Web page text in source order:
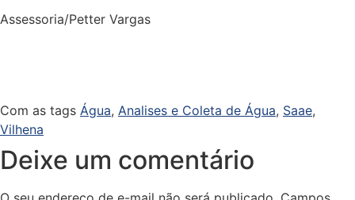
Assessoria/Petter Vargas
Com as tags Água, Analises e Coleta de Água, Saae,
Vilhena
Deixe um comentário